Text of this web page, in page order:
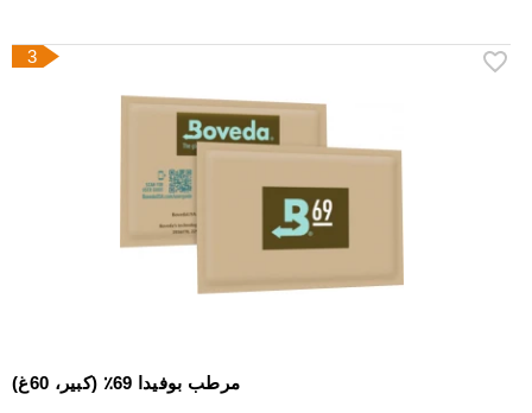
3
مرطب بوفيدا 69٪ (كبير، 60غ)